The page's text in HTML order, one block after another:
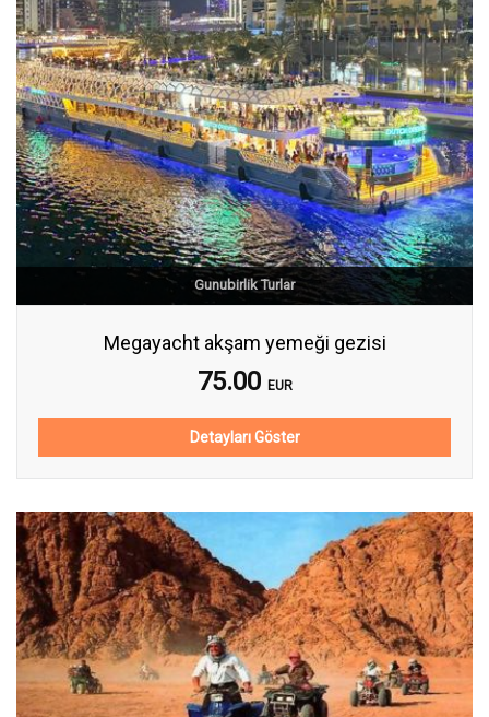
Gunubirlik Turlar
Megayacht akşam yemeği gezisi
75.00 EUR
Detayları Göster